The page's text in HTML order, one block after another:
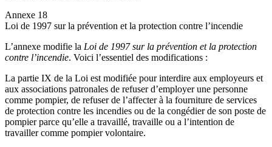
Annexe 18
Loi de 1997 sur la prévention et la protection contre l’incendie
L’annexe modifie la Loi de 1997 sur la prévention et la protection
contre l’incendie. Voici l’essentiel des modifications :
La partie IX de la Loi est modifiée pour interdire aux employeurs et
aux associations patronales de refuser d’employer une personne
comme pompier, de refuser de l’affecter à la fourniture de services
de protection contre les incendies ou de la congédier de son poste de
pompier parce qu’elle a travaillé, travaille ou a l’intention de
travailler comme pompier volontaire.